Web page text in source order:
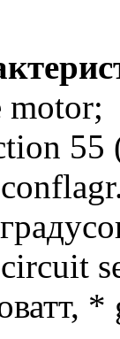
motor;
55